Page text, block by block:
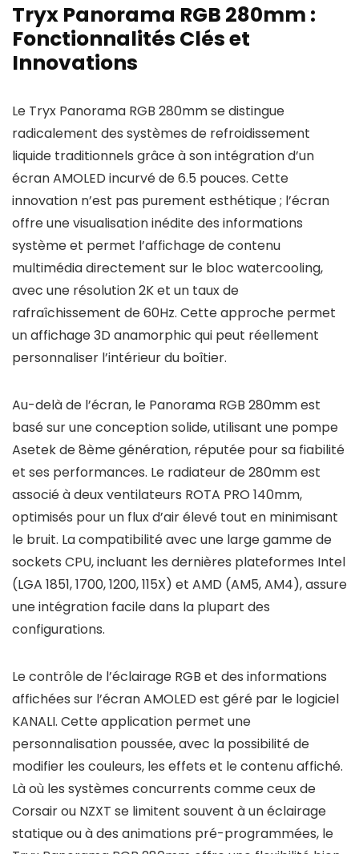
Tryx Panorama RGB 280mm :
Fonctionnalités Clés et
Innovations
Le Tryx Panorama RGB 280mm se distingue
radicalement des systèmes de refroidissement
liquide traditionnels grâce à son intégration d’un
écran AMOLED incurvé de 6.5 pouces. Cette
innovation n’est pas purement esthétique ; l’écran
offre une visualisation inédite des informations
système et permet l’affichage de contenu
multimédia directement sur le bloc watercooling,
avec une résolution 2K et un taux de
rafraîchissement de 60Hz. Cette approche permet
un affichage 3D anamorphic qui peut réellement
personnaliser l’intérieur du boîtier.
Au-delà de l’écran, le Panorama RGB 280mm est
basé sur une conception solide, utilisant une pompe
Asetek de 8ème génération, réputée pour sa fiabilité
et ses performances. Le radiateur de 280mm est
associé à deux ventilateurs ROTA PRO 140mm,
optimisés pour un flux d’air élevé tout en minimisant
le bruit. La compatibilité avec une large gamme de
sockets CPU, incluant les dernières plateformes Intel
(LGA 1851, 1700, 1200, 115X) et AMD (AM5, AM4), assure
une intégration facile dans la plupart des
configurations.
Le contrôle de l’éclairage RGB et des informations
affichées sur l’écran AMOLED est géré par le logiciel
KANALI. Cette application permet une
personnalisation poussée, avec la possibilité de
modifier les couleurs, les effets et le contenu affiché.
Là où les systèmes concurrents comme ceux de
Corsair ou NZXT se limitent souvent à un éclairage
statique ou à des animations pré-programmées, le